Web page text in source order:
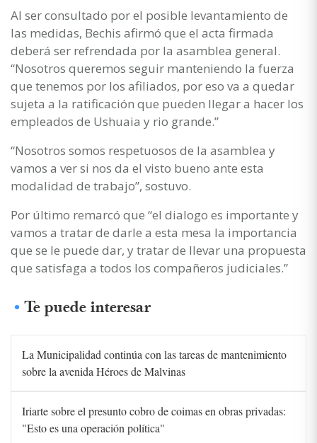
Al ser consultado por el posible levantamiento de
las medidas, Bechis afirmó que el acta firmada
deberá ser refrendada por la asamblea general.
“Nosotros queremos seguir manteniendo la fuerza
que tenemos por los afiliados, por eso va a quedar
sujeta a la ratificación que pueden llegar a hacer los
empleados de Ushuaia y rio grande.”
“Nosotros somos respetuosos de la asamblea y
vamos a ver si nos da el visto bueno ante esta
modalidad de trabajo”, sostuvo.
Por último remarcó que “el dialogo es importante y
vamos a tratar de darle a esta mesa la importancia
que se le puede dar, y tratar de llevar una propuesta
que satisfaga a todos los compañeros judiciales.”
Te puede interesar
La Municipalidad continúa con las tareas de mantenimiento
sobre la avenida Héroes de Malvinas
Iriarte sobre el presunto cobro de coimas en obras privadas:
"Esto es una operación política"